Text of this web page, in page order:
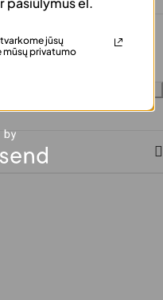
jūsų
mūsų privatumo